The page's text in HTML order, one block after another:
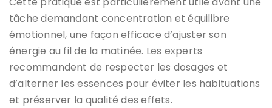
tâche demandant concentration et équilibre
émotionnel, une façon efficace d’ajuster son
énergie au fil de la matinée. Les experts
recommandent de respecter les dosages et
d’alterner les essences pour éviter les habituations
et préserver la qualité des effets.